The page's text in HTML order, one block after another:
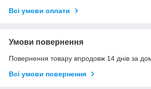
Всі умови оплати
Умови повернення
Повернення товару впродовж 14 днів за
Всі умови повернення